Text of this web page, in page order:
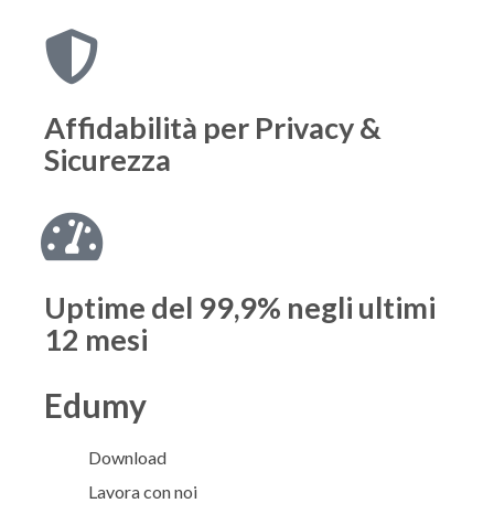
Affidabilità per Privacy &
Sicurezza
Uptime del 99,9% negli ultimi
12 mesi
Edumy
Download
Lavora con noi